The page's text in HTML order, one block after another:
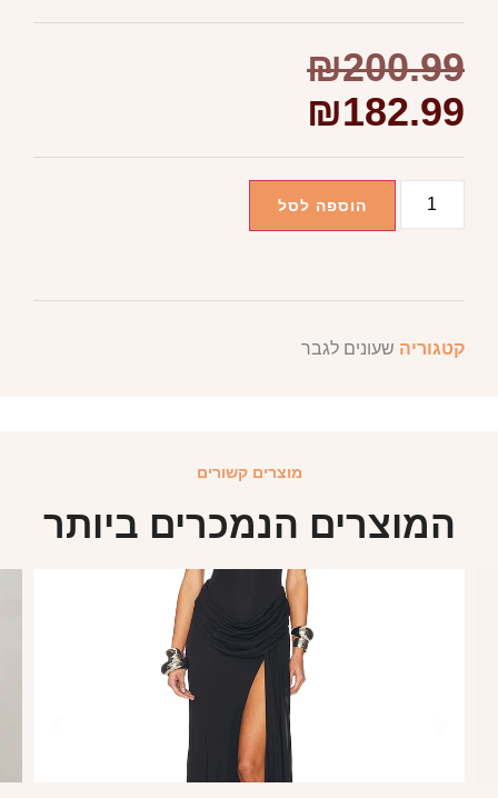
₪200.99
₪182.99
הוספה לסל
קטגוריה שעונים לגבר
מוצרים קשורים
המוצרים הנמכרים ביותר